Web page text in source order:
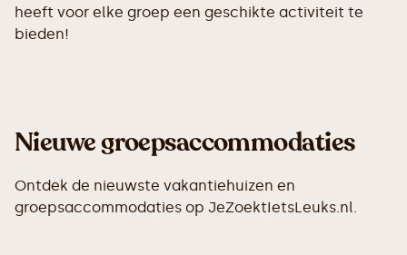
heeft voor elke groep een geschikte activiteit te
bieden!
Nieuwe groepsaccommodaties
Ontdek de nieuwste vakantiehuizen en
groepsaccommodaties op JeZoektIetsLeuks.nl.